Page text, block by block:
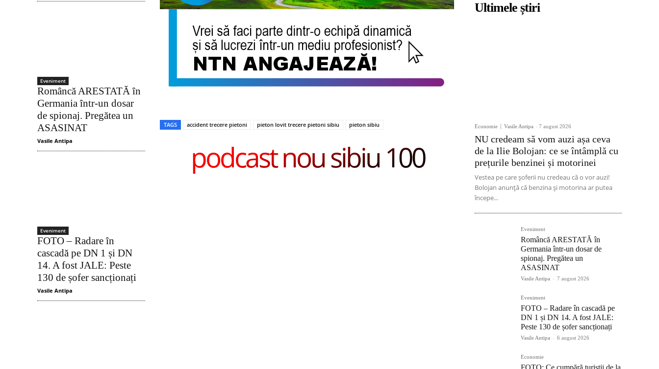
Eveniment
Româncă ARESTATĂ în
Germania într-un dosar
de spionaj. Pregătea un
ASASINAT
Vasile Antipa
Eveniment
FOTO – Radare în
cascadă pe DN 1 și DN
14. A fost JALE: Peste
130 de șofer sancționați
Vasile Antipa
TAGS accident trecere pietoni pieton lovit trecere pietoni sibiu pieton sibiu
podcast nou sibiu 100
Ultimele știri
Economie Vasile Antipa - 7 august 2026
NU credeam să vom auzi așa ceva
de la Ilie Bolojan: ce se întâmplă cu
prețurile benzinei și motorinei
Vestea pe care șoferii nu credeau că o vor auzi!
Bolojan anunță că benzina și motorina ar putea
începe...
Eveniment
Româncă ARESTATĂ în
Germania într-un dosar de
spionaj. Pregătea un
ASASINAT
Vasile Antipa - 7 august 2026
Eveniment
FOTO – Radare în cascadă pe
DN 1 și DN 14. A fost JALE:
Peste 130 de șofer sancționați
Vasile Antipa - 6 august 2026
Economie